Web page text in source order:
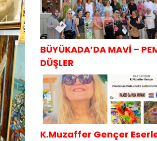
BÜYÜKADA’DA MAVİ –
DÜŞLER
K.Muzaffer Gençer